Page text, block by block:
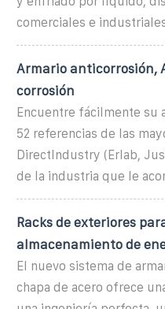
comerciales e
Armario anticorrosión,
corrosión
Encuentre fácilmente su
52 referencias de las
DirectIndustry (Erlab,
de la industria que le
Racks de exteriores
almacenamiento de
El nuevo sistema de
chapa de acero ofrece